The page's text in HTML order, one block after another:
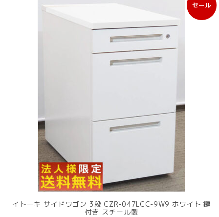
セール
販
売
イトーキ サイドワゴン 3段 CZR-047LCC-9W9 ホワイト 鍵
付き スチール製